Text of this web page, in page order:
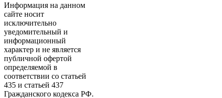
Информация на данном
сайте носит
исключительно
уведомительный и
информационный
характер и не является
публичной офертой
определяемой в
соответствии со статьей
435 и статьей 437
Гражданского кодекса РФ.